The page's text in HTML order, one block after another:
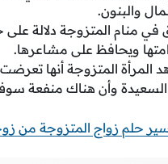
والبنون.
في منام المتزوجة دلالة
ويحافظ على مشاعرها.
المرأة المتزوجة أنها
السعيدة وأن هناك منفعة
حلم زواج المتزوجة من